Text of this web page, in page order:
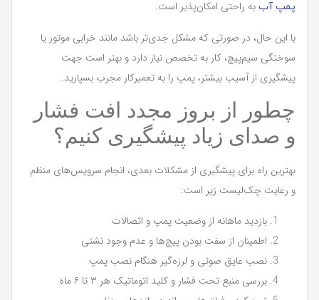
پمپ آب به راحتی امکان‌پذیر است.
با این حال، در صورتی که مشکل جدی‌تر باشد مانند خرابی موتور یا
سوختگی سیم‌پیچ، کار به تخصص نیاز دارد و بهتر است جهت
پیشگیری از آسیب بیشتر، پمپ را به تعمیرکار مجرب بسپارید.
چطور از بروز مجدد افت فشار
و صدای زیاد پیشگیری کنیم؟
بهترین راه برای پیشگیری از مشکلات بعدی، انجام سرویس‌های منظم
و رعایت چک‌لیست زیر است:
بازدید ماهانه از وضعیت پمپ و اتصالات
اطمینان از سفت بودن پیچ‌ها و عدم وجود نشتی
نصب عایق صوتی و لرزه‌گیر هنگام نصب پمپ
بررسی منبع تحت فشار و کلید اتوماتیک هر ۳ تا ۶ ماه